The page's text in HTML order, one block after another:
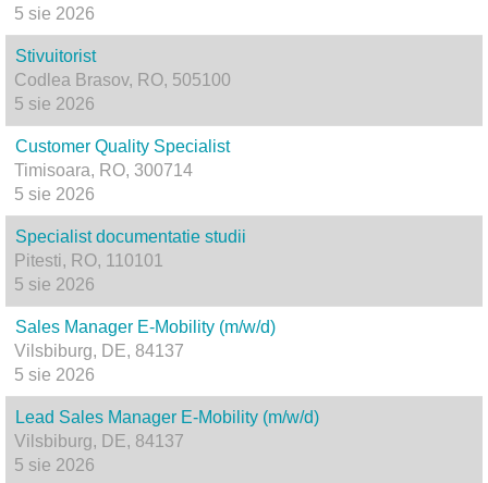
5 sie 2026
Stivuitorist
Codlea Brasov, RO, 505100
5 sie 2026
Customer Quality Specialist
Timisoara, RO, 300714
5 sie 2026
Specialist documentatie studii
Pitesti, RO, 110101
5 sie 2026
Sales Manager E-Mobility (m/w/d)
Vilsbiburg, DE, 84137
5 sie 2026
Lead Sales Manager E-Mobility (m/w/d)
Vilsbiburg, DE, 84137
5 sie 2026